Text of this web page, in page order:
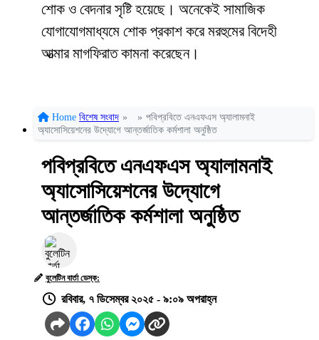
শোক ও বেদনার সৃষ্টি হয়েছে। অনেকেই সামাজিক
যোগাযোগমাধ্যমে শোক প্রকাশ করে মরহুমের বিদেহী
আত্মার মাগফিরাত কামনা করেছেন।
Home বিশেষ সংবাদ » » পবিপ্রবিতে এনএফএস অ্যালামনাই
অ্যাসোসিয়েশনের উদ্যোগে আন্তর্জাতিক কর্মশালা অনুষ্ঠিত
পবিপ্রবিতে এনএফএস অ্যালামনাই
অ্যাসোসিয়েশনের উদ্যোগে
আন্তর্জাতিক কর্মশালা অনুষ্ঠিত
বুলেটিন বার্তা ডেস্ক:
রবিবার, ৭ ডিসেম্বর ২০২৫ - ৯:০৯ অপরাহ্ন